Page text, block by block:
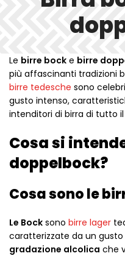
Le birre bock e birre
più affascinanti tradizioni
birre tedesche sono
gusto intenso,
intenditori di birra di tutto
Cosa si
doppelbock?
Cosa sono le
Le Bock sono birre lager
caratterizzate da un
gradazione alcolica che